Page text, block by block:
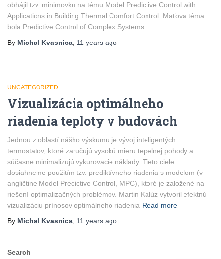
obhájil tzv. minimovku na tému Model Predictive Control with
Applications in Building Thermal Comfort Control. Maťova téma
bola Predictive Control of Complex Systems.
By Michal Kvasnica 11 years ago
UNCATEGORIZED
Vizualizácia optimálneho
riadenia teploty v budovách
Jednou z oblastí nášho výskumu je vývoj inteligentých
termostatov, ktoré zaručujú vysokú mieru tepelnej pohody a
súčasne minimalizujú vykurovacie náklady. Tieto ciele
dosiahneme použitím tzv. prediktívneho riadenia s modelom (v
angličtine Model Predictive Control, MPC), ktoré je založené na
riešení optimalizačných problémov. Martin Kalúz vytvoril efektnú
vizualizáciu prínosov optimálneho riadenia Read more
By Michal Kvasnica 11 years ago
Search